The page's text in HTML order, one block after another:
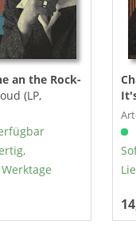
an the Rock-
(LP,